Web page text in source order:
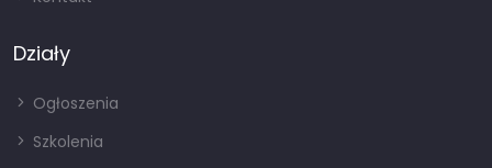
Działy
Ogłoszenia
Szkolenia